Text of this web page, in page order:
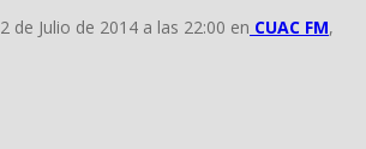
de Julio de 2014 a las 22:00 en CUAC FM,